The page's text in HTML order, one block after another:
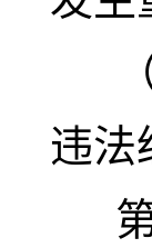
（
违法